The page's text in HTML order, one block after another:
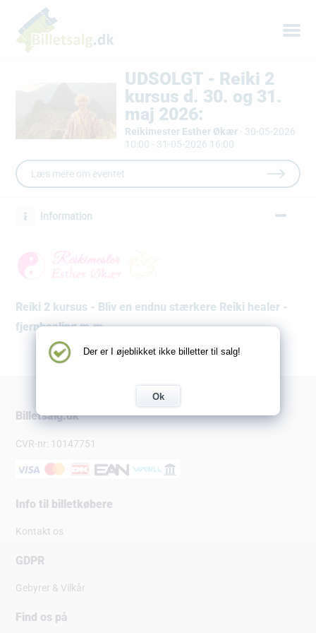
UDSOLGT - Reiki 2
kursus d. 30. og 31.
maj 2026:
Reikimester Esther Økær · 30-05-2026
10:00 - 31-05-2026 16:00
Læs mere om eventet
Information
Reiki 2 kursus - Bliv en endnu stærkere Reiki healer -
fjernhealing m.m.
Der er I øjeblikket ikke billetter til salg!
Ok
Billetsalg.dk
CVR-nr: 10147751
Info til billetkøbere
Kontakt os
GDPR
Gebyrer & Vilkår
Find os på